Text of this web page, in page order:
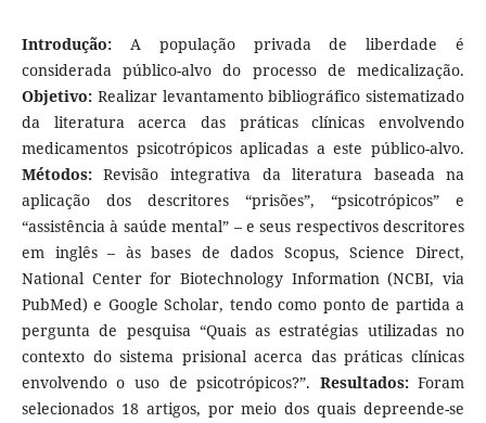
Introdução:A população privada de liberdade é
considerada público-alvo do processo de medicalização.
Objetivo:Realizar levantamento bibliográfico sistematizado
da literatura acerca das práticas clínicas envolvendo
medicamentos psicotrópicos aplicadas a este público-alvo.
Métodos:Revisão integrativa da literatura baseada na
aplicação dos descritores “prisões”, “psicotrópicos” e
“assistência à saúde mental” – e seus respectivos descritores
em inglês – às bases de dados Scopus, Science Direct,
National Center for Biotechnology Information (NCBI, via
PubMed) e Google Scholar, tendo como ponto de partida a
pergunta de pesquisa “Quais as estratégias utilizadas no
contexto do sistema prisional acerca das práticas clínicas
envolvendo o uso de psicotrópicos?”. Resultados:Foram
selecionados 18 artigos, por meio dos quais depreende-se